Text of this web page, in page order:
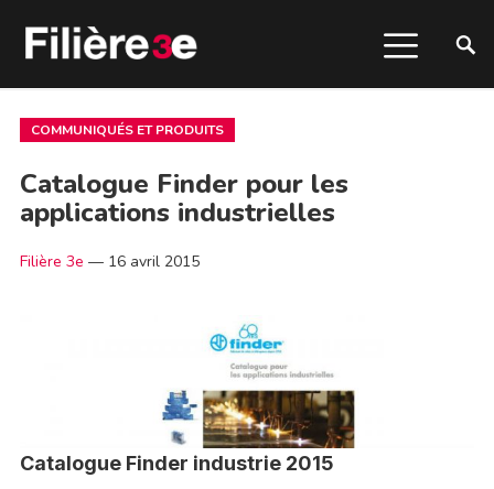
COMMUNIQUÉS ET PRODUITS
Catalogue Finder pour les
applications industrielles
Filière 3e — 16 avril 2015
Catalogue Finder industrie 2015